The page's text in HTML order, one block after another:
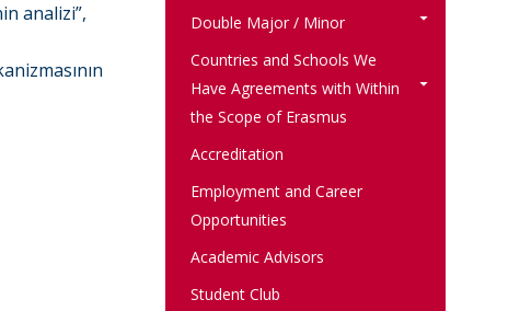
analizi”,
Double Major / Minor
Countries and Schools We
Have Agreements with Within
the Scope of Erasmus
Accreditation
Employment and Career
Opportunities
Academic Advisors
Student Club